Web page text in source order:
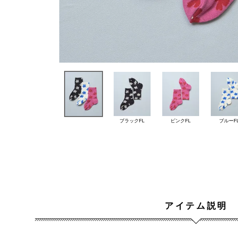
ブラックFL ピンクFL ブルーFL
アイテム説明